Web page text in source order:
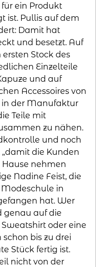
ein Produkt
ist. Pullis auf dem
Damit hat
und besetzt. Auf
Stock des
Einzelteile
und auf
Accessoires von
in der Manufaktur
Teile mit
zu nähen.
und noch
die Kunden
nehmen
Nadine Feist, die
in
hat. Wer
genau auf die
oder eine
bis zu drei
Stück fertig ist.
nicht von der